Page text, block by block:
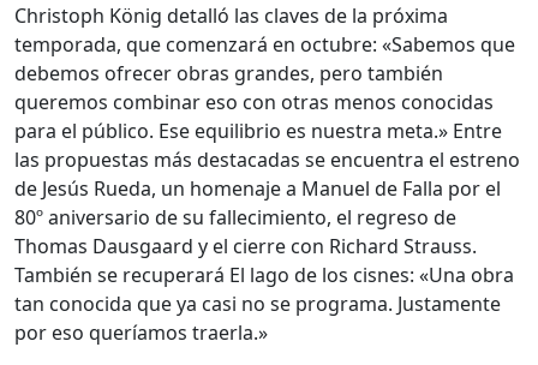
Christoph König detalló las claves de la próxima
temporada, que comenzará en octubre: «Sabemos que
debemos ofrecer obras grandes, pero también
queremos combinar eso con otras menos conocidas
para el público. Ese equilibrio es nuestra meta.» Entre
las propuestas más destacadas se encuentra el estreno
de Jesús Rueda, un homenaje a Manuel de Falla por el
80º aniversario de su fallecimiento, el regreso de
Thomas Dausgaard y el cierre con Richard Strauss.
También se recuperará El lago de los cisnes: «Una obra
tan conocida que ya casi no se programa. Justamente
por eso queríamos traerla.»